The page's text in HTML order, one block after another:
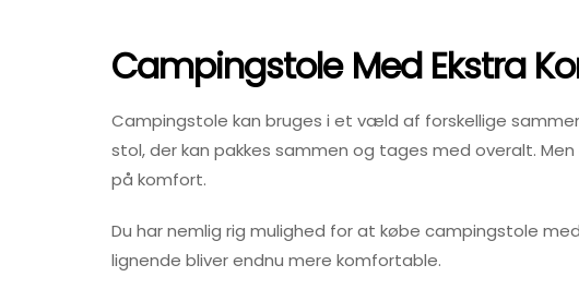
Campingstole Med Ekstra
Campingstole kan bruges i et væld af forskellige
stol, der kan pakkes sammen og tages med overalt.
på komfort.
Du har nemlig rig mulighed for at købe campingstole
lignende bliver endnu mere komfortable.